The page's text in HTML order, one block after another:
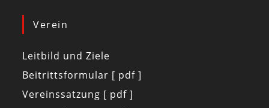
Verein
Leitbild und Ziele
Beitrittsformular [ pdf ]
Vereinssatzung [ pdf ]